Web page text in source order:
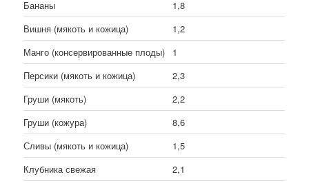
Бананы
1,8
Вишня (мякоть и кожица)
1,2
Манго (консервированные плоды)
1
Персики (мякоть и кожица)
2,3
Груши (мякоть)
2,2
Груши (кожура)
8,6
Сливы (мякоть и кожица)
1,5
Клубника свежая
2,1